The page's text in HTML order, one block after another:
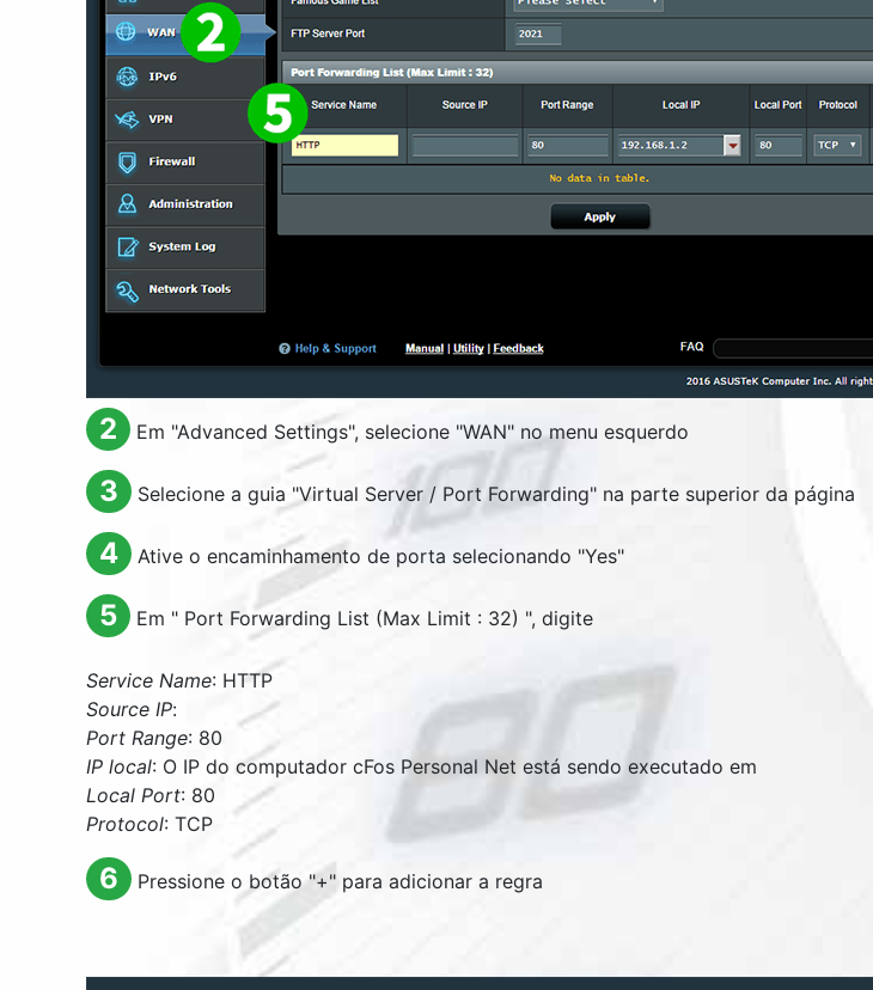
2 Em "Advanced Settings", selecione "WAN" no menu esquerdo
3 Selecione a guia "Virtual Server / Port Forwarding" na parte superior da página
4 Ative o encaminhamento de porta selecionando "Yes"
5 Em " Port Forwarding List (Max Limit : 32) ", digite
Service Name: HTTP
Source IP:
Port Range: 80
IP local: O IP do computador cFos Personal Net está sendo executado em
Local Port: 80
Protocol: TCP
6 Pressione o botão "+" para adicionar a regra